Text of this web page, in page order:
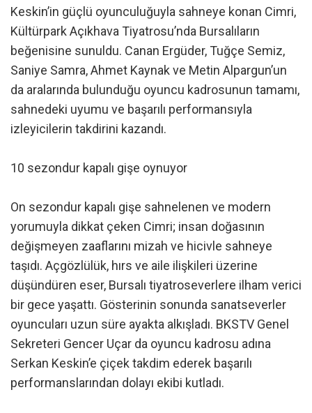
Keskin’in güçlü oyunculuğuyla sahneye konan Cimri,
Kültürpark Açıkhava Tiyatrosu’nda Bursalıların
beğenisine sunuldu. Canan Ergüder, Tuğçe Semiz,
Saniye Samra, Ahmet Kaynak ve Metin Alpargun’un
da aralarında bulunduğu oyuncu kadrosunun tamamı,
sahnedeki uyumu ve başarılı performansıyla
izleyicilerin takdirini kazandı.
10 sezondur kapalı gişe oynuyor
On sezondur kapalı gişe sahnelenen ve modern
yorumuyla dikkat çeken Cimri; insan doğasının
değişmeyen zaaflarını mizah ve hicivle sahneye
taşıdı. Açgözlülük, hırs ve aile ilişkileri üzerine
düşündüren eser, Bursalı tiyatroseverlere ilham verici
bir gece yaşattı. Gösterinin sonunda sanatseverler
oyuncuları uzun süre ayakta alkışladı. BKSTV Genel
Sekreteri Gencer Uçar da oyuncu kadrosu adına
Serkan Keskin’e çiçek takdim ederek başarılı
performanslarından dolayı ekibi kutladı.